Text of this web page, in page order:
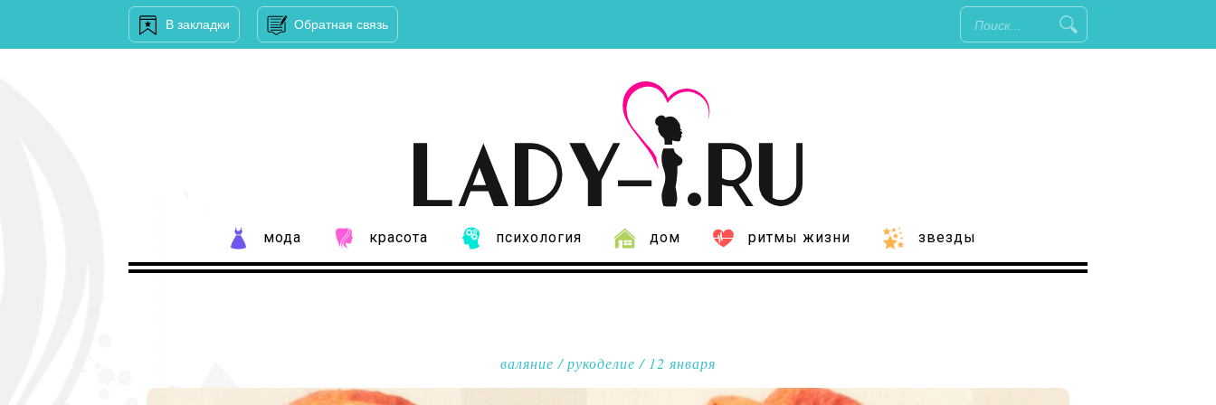
В закладки Обратная связь
мода красота психология дом ритмы жизни звезды
валяние /рукоделие / 12 января